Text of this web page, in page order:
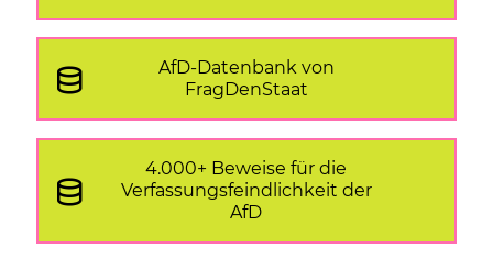
AfD-Datenbank von
FragDenStaat
4.000+ Beweise für die
Verfassungsfeindlichkeit der
AfD